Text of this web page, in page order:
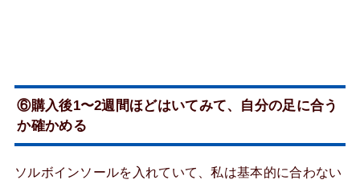
⑥購入後1〜2週間ほどはいてみて、自分の足に合う
か確かめる
ソルボインソールを入れていて、私は基本的に合わない